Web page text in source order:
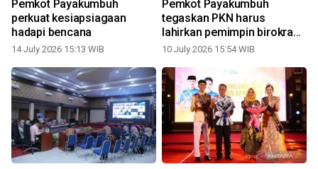
Pemkot Payakumbuh
perkuat kesiapsiagaan
hadapi bencana
14 July 2026 15:13 WIB
Pemkot Payakumbuh
tegaskan PKN harus
lahirkan pemimpin birokrasi
yang berkapasitas
10 July 2026 15:54 WIB